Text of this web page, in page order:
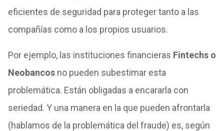
eficientes de seguridad para proteger tanto a las
compañías como a los propios usuarios.
Por ejemplo, las instituciones financieras Fintechs o
Neobancos no pueden subestimar esta
problemática. Están obligadas a encararla con
seriedad. Y una manera en la que pueden afrontarla
(hablamos de la problemática del fraude) es, según